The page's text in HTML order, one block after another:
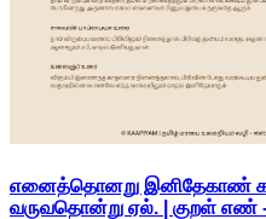
எனைத்தொனறு இனிதேகாண்
வருவதொன்று ஏல். | குறள் எண்